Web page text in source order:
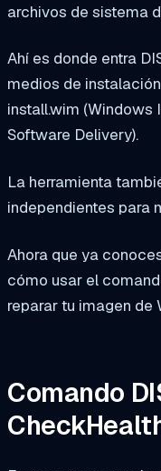
archivos de sistema
Ahí es donde entra
medios de
install.wim (Windows
Software Delivery).
La herramienta
independientes para
Ahora que ya
cómo usar el
reparar tu imagen de
Comando